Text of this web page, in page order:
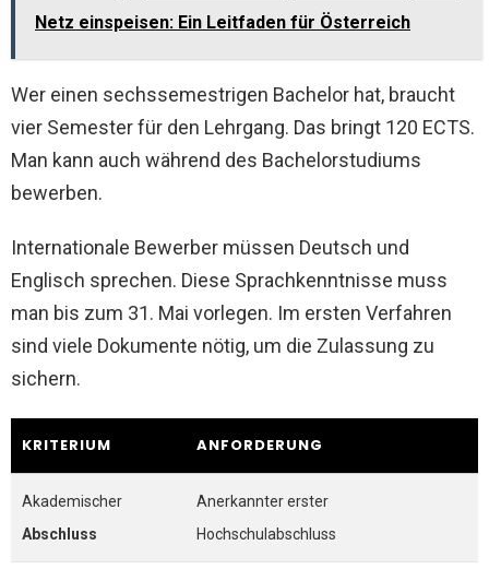
Netz einspeisen: Ein Leitfaden für Österreich
Wer einen sechssemestrigen Bachelor hat, braucht
vier Semester für den Lehrgang. Das bringt 120 ECTS.
Man kann auch während des Bachelorstudiums
bewerben.
Internationale Bewerber müssen Deutsch und
Englisch sprechen. Diese Sprachkenntnisse muss
man bis zum 31. Mai vorlegen. Im ersten Verfahren
sind viele Dokumente nötig, um die Zulassung zu
sichern.
KRITERIUM ANFORDERUNG
Akademischer
Abschluss
Anerkannter erster
Hochschulabschluss